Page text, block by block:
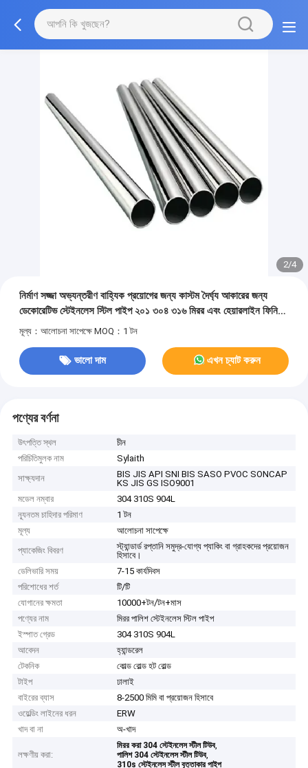
2/4
নির্মাণ সজ্জা অভ্যন্তরীণ বাহ্যিক প্রয়োগের জন্য কাস্টম দৈর্ঘ্য আকারের জন্য
ডেকোরেটিভ স্টেইনলেস স্টিল পাইপ ২০১ ৩০৪ ৩১৬ মিরর এবং হেয়ারলাইন ফিনিশ
স্টেইনলেস স্টিল টিউব রাউন্ড স্কয়ার রেক্টাঙ্গুলার
মূল্য：আলোচনা সাপেক্ষে MOQ：1 টন
ভালো দাম এখন চ্যাট করুন
পণ্যের বর্ণনা
উৎপত্তি স্থল
চীন
পরিচিতিমুলক নাম
Sylaith
সাক্ষ্যদান
BIS JIS API SNI BIS SASO PVOC SONCAP
KS JIS GS ISO9001
মডেল নম্বার
304 310S 904L
ন্যূনতম চাহিদার পরিমাণ
1 টন
মূল্য
আলোচনা সাপেক্ষে
প্যাকেজিং বিবরণ
স্ট্যান্ডার্ড রপ্তানি সমুদ্র-যোগ্য প্যাকিং বা গ্রাহকদের প্রয়োজন
হিসাবে।
ডেলিভারি সময়
7-15 কার্যদিবস
পরিশোধের শর্ত
টি/টি
যোগানের ক্ষমতা
10000+টন/টন+মাস
পণ্যের নাম
মিরর পালিশ স্টেইনলেস স্টিল পাইপ
ইস্পাত গ্রেড
304 310S 904L
আবেদন
হ্যান্ডরেল
টেকনিক
কোল্ড রোল্ড হট রোল্ড
টাইপ
ঢালাই
বাইরের ব্যাস
8-2500 মিমি বা প্রয়োজন হিসাবে
ওয়েল্ডিং লাইনের ধরন
ERW
খাদ বা না
অ-খাদ
লক্ষণীয় করা:
মিরর করা 304 স্টেইনলেস স্টীল টিউব,
পালিশ 304 স্টেইনলেস স্টীল টিউব,
310s স্টেইনলেস স্টীল বৃত্তাকার পাইপ